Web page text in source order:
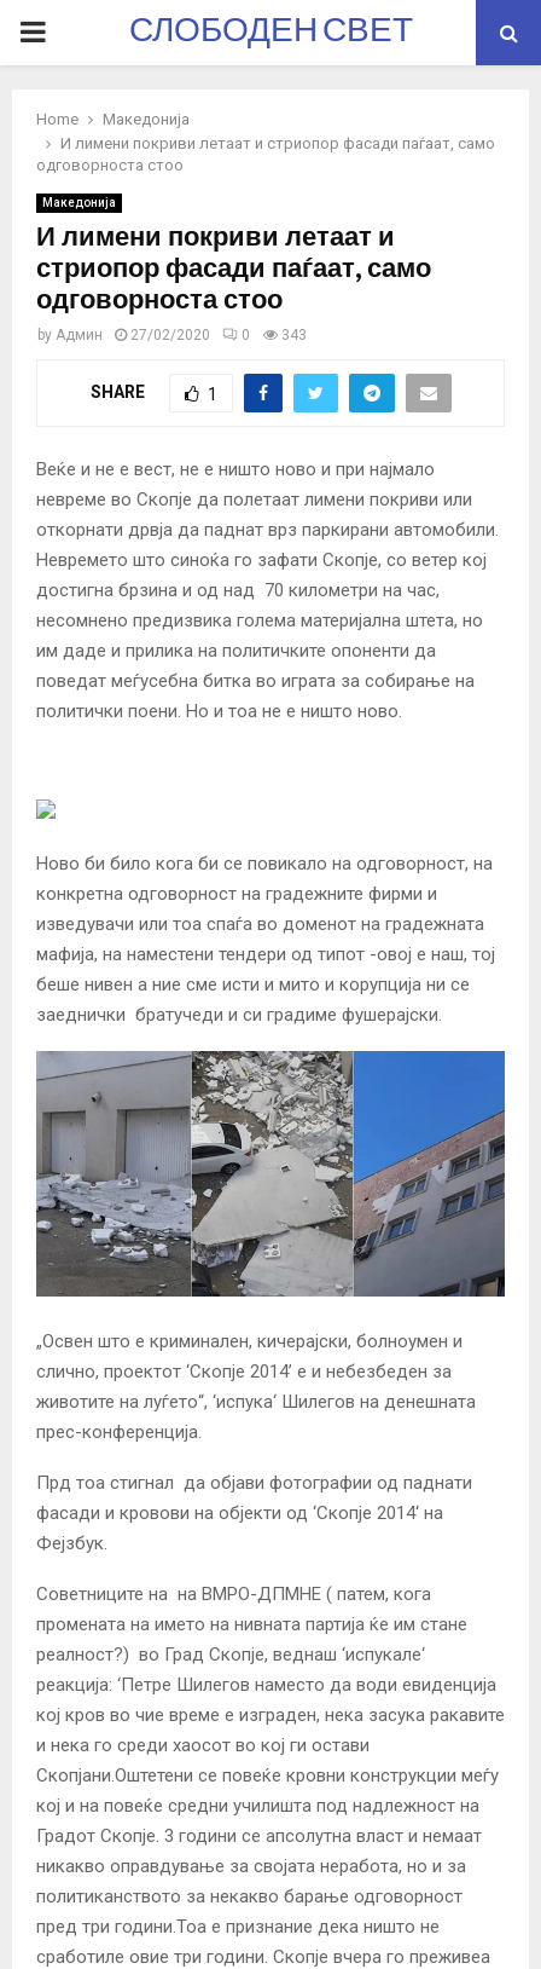
PRIMARYСЛОБОДЕН СВЕТ
Home
Македонија
И лимени покриви летаат и стриопор фасади паѓаат, само
одговорноста стоо
Македонија
И лимени покриви летаат и
стриопор фасади паѓаат, само
одговорноста стоо
by Админ 27/02/2020 0 343
SHARE 1
Веќе и не е вест, не е ништо ново и при најмало
невреме во Скопје да полетаат лимени покриви или
откорнати дрвја да паднат врз паркирани автомобили.
Невремето што синоќа го зафати Скопје, со ветер кој
достигна брзина и од над 70 километри на час,
несомнено предизвика голема материјална штета, но
им даде и прилика на политичките опоненти да
поведат меѓусебна битка во играта за собирање на
политички поени. Но и тоа не е ништо ново.
Ново би било кога би се повикало на одговорност, на
конкретна одговорност на градежните фирми и
изведувачи или тоа спаѓа во доменот на градежната
мафија, на наместени тендери од типот -овој е наш, тој
беше нивен а ние сме исти и мито и корупција ни се
заеднички братучеди и си градиме фушерајски.
„Освен што е криминален, кичерајски, болноумен и
слично, проектот ‘Скопје 2014’ е и небезбеден за
животите на луѓето“, ‘испука‘ Шилегов на денешната
прес-конференција.
Прд тоа стигнал да објави фотографии од паднати
фасади и кровови на објекти од ‘Скопје 2014‘ на
Фејзбук.
Советниците на на ВМРО-ДПМНЕ ( патем, кога
промената на името на нивната партија ќе им стане
реалност?) во Град Скопје, веднаш ‘испукале‘
реакција: ‘Петре Шилегов наместо да води евиденција
кој кров во чие време е изграден, нека засука ракавите
и нека го среди хаосот во кој ги остави
Скопјани.Оштетени се повеќе кровни конструкции меѓу
кој и на повеќе средни училишта под надлежност на
Градот Скопје. 3 години се апсолутна власт и немаат
никакво оправдување за својата неработа, но и за
политиканството за некакво барање одговорност
пред три години.Тоа е признание дека ништо не
сработиле овие три години. Скопје вчера го преживеа